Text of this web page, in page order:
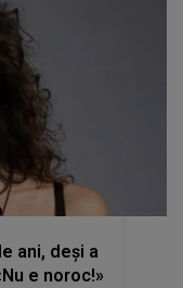
ani, deși a
e noroc!»